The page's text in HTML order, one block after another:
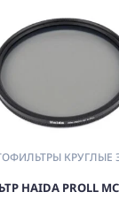
КРУГЛЫЕ
HAIDA PROLL MC